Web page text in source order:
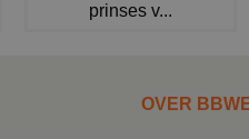
prinses v...
OVER